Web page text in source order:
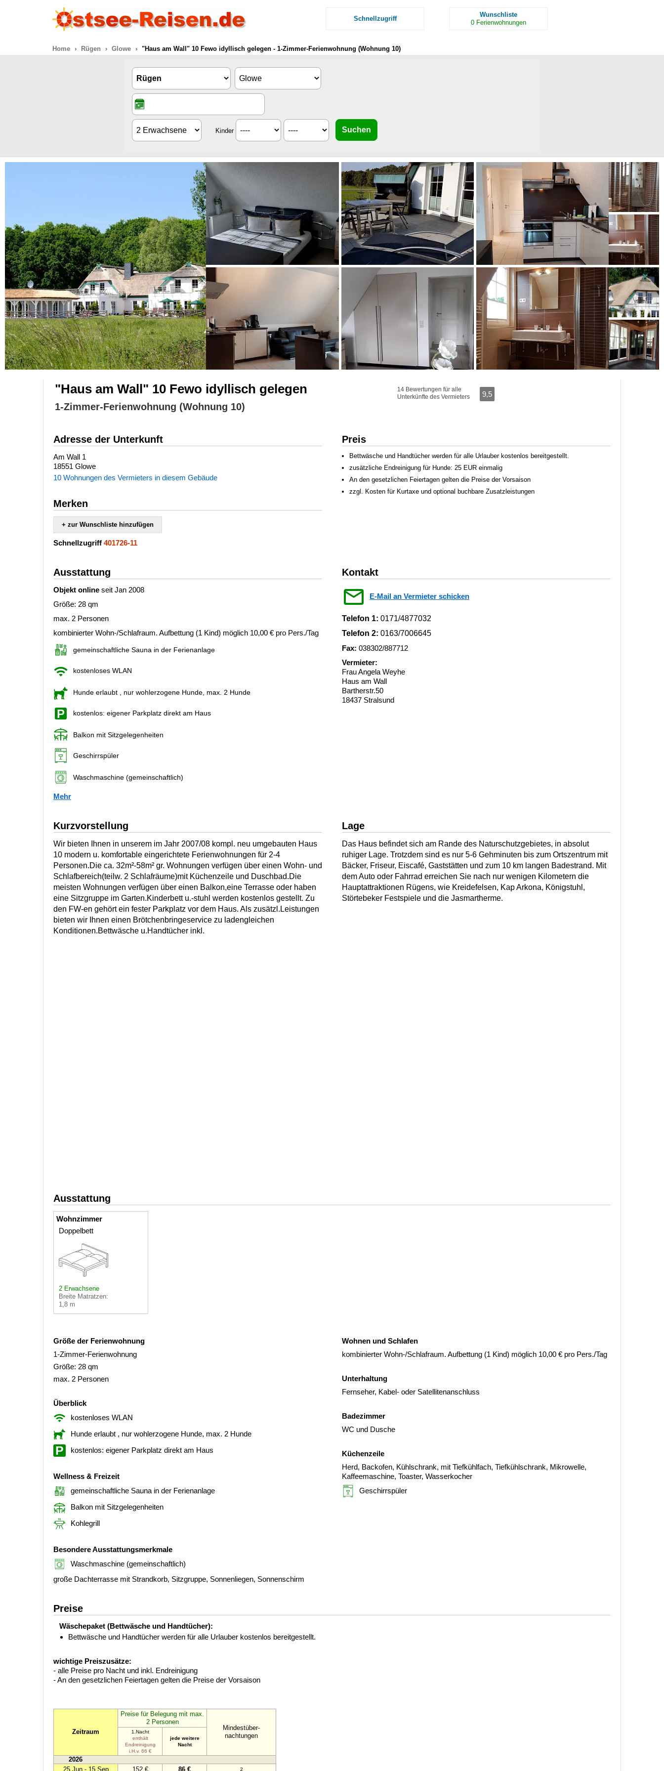
Schnellzugriff
Wunschliste
0 Ferienwohnungen
Home Rügen Glowe "Haus am Wall" 10 Fewo idyllisch gelegen - 1-Zimmer-Ferienwohnung (Wohnung 10)
Kinder
"Haus am Wall" 10 Fewo idyllisch gelegen
1-Zimmer-Ferienwohnung (Wohnung 10)
14 Bewertungen für alle
Unterkünfte des Vermieters
9,5
Adresse der Unterkunft
Am Wall 1
18551 Glowe
10 Wohnungen des Vermieters in diesem Gebäude
Merken
+ zur Wunschliste hinzufügen
Schnellzugriff 401726-11
Preis
Bettwäsche und Handtücher werden für alle Urlauber kostenlos bereitgestellt.
zusätzliche Endreinigung für Hunde: 25 EUR einmalig
An den gesetzlichen Feiertagen gelten die Preise der Vorsaison
zzgl. Kosten für Kurtaxe und optional buchbare Zusatzleistungen
Ausstattung
Objekt online seit Jan 2008
Größe: 28 qm
max. 2 Personen
kombinierter Wohn-/Schlafraum. Aufbettung (1 Kind) möglich 10,00 € pro Pers./Tag
gemeinschaftliche Sauna in der Ferienanlage
kostenloses WLAN
Hunde erlaubt , nur wohlerzogene Hunde, max. 2 Hunde
kostenlos: eigener Parkplatz direkt am Haus
Balkon mit Sitzgelegenheiten
Geschirrspüler
Waschmaschine (gemeinschaftlich)
Mehr
Kontakt
E-Mail an Vermieter schicken
Telefon 1: 0171/4877032
Telefon 2: 0163/7006645
Fax: 038302/887712
Vermieter:
Frau Angela Weyhe
Haus am Wall
Bartherstr.50
18437 Stralsund
Kurzvorstellung
Wir bieten Ihnen in unserem im Jahr 2007/08 kompl. neu umgebauten Haus
10 modern u. komfortable eingerichtete Ferienwohnungen für 2-4
Personen.Die ca. 32m²-58m² gr. Wohnungen verfügen über einen Wohn- und
Schlafbereich(teilw. 2 Schlafräume)mit Küchenzeile und Duschbad.Die
meisten Wohnungen verfügen über einen Balkon,eine Terrasse oder haben
eine Sitzgruppe im Garten.Kinderbett u.-stuhl werden kostenlos gestellt. Zu
den FW-en gehört ein fester Parkplatz vor dem Haus. Als zusätzl.Leistungen
bieten wir Ihnen einen Brötchenbringeservice zu ladengleichen
Konditionen.Bettwäsche u.Handtücher inkl.
Lage
Das Haus befindet sich am Rande des Naturschutzgebietes, in absolut
ruhiger Lage. Trotzdem sind es nur 5-6 Gehminuten bis zum Ortszentrum mit
Bäcker, Friseur, Eiscafé, Gaststätten und zum 10 km langen Badestrand. Mit
dem Auto oder Fahrrad erreichen Sie nach nur wenigen Kilometern die
Hauptattraktionen Rügens, wie Kreidefelsen, Kap Arkona, Königstuhl,
Störtebeker Festspiele und die Jasmartherme.
Ausstattung
Wohnzimmer
Doppelbett
2 Erwachsene
Breite Matratzen:
1,8 m
Größe der Ferienwohnung
1-Zimmer-Ferienwohnung
Größe: 28 qm
max. 2 Personen
Überblick
kostenloses WLAN
Hunde erlaubt , nur wohlerzogene Hunde, max. 2 Hunde
kostenlos: eigener Parkplatz direkt am Haus
Wellness & Freizeit
gemeinschaftliche Sauna in der Ferienanlage
Balkon mit Sitzgelegenheiten
Kohlegrill
Besondere Ausstattungsmerkmale
Waschmaschine (gemeinschaftlich)
große Dachterrasse mit Strandkorb, Sitzgruppe, Sonnenliegen, Sonnenschirm
Wohnen und Schlafen
kombinierter Wohn-/Schlafraum. Aufbettung (1 Kind) möglich 10,00 € pro Pers./Tag
Unterhaltung
Fernseher, Kabel- oder Satellitenanschluss
Badezimmer
WC und Dusche
Küchenzeile
Herd, Backofen, Kühlschrank, mit Tiefkühlfach, Tiefkühlschrank, Mikrowelle,
Kaffeemaschine, Toaster, Wasserkocher
Geschirrspüler
Preise
Wäschepaket (Bettwäsche und Handtücher):
Bettwäsche und Handtücher werden für alle Urlauber kostenlos bereitgestellt.
wichtige Preiszusätze:
- alle Preise pro Nacht und inkl. Endreinigung
- An den gesetzlichen Feiertagen gelten die Preise der Vorsaison
Zeitraum
Preise für Belegung mit max.
2 Personen
Mindestüber-
nachtungen
1.Nacht
enthält
Endreinigung
i.H.v. 66 €
jede weitere
Nacht
2026
25.Jun - 15.Sep
152 € 86 € 2